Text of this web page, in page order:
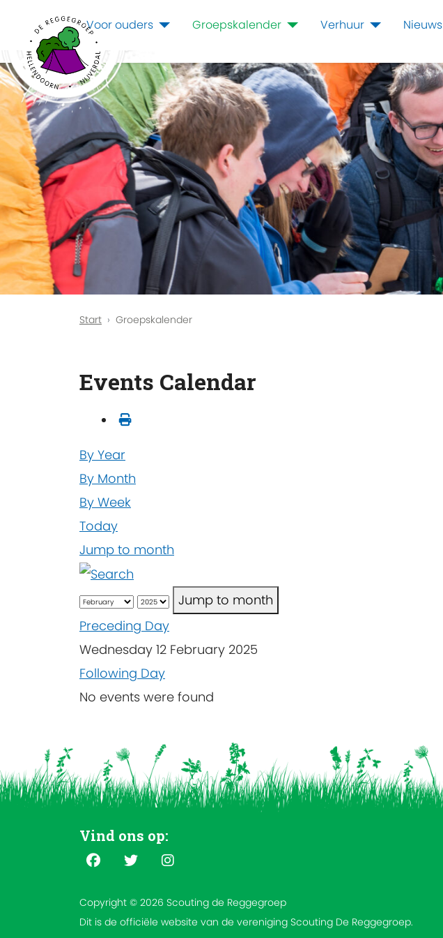
Voor ouders Groepskalender Verhuur Nieuws
Start Groepskalender
Events Calendar
By Year
By Month
By Week
Today
Jump to month
Jump to month
Preceding Day
Wednesday 12 February 2025
Following Day
No events were found
Vind ons op:
Copyright © 2026 Scouting de Reggegroep
Dit is de officiële website van de vereniging Scouting De Reggegroep.